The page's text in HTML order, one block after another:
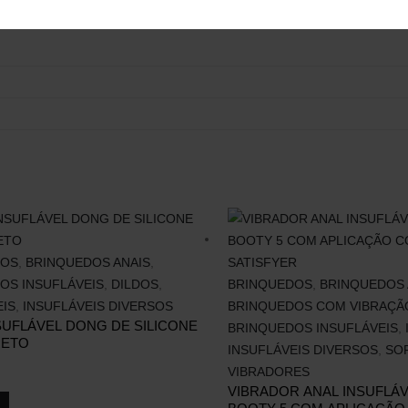
BRINQUEDOS ANAIS
INSUFLÁVEIS DILDOS
INSUFLÁVEIS DIVERSOS
DONG DE SILICONE
BRINQUEDOS BRINQUEDOS
BRINQUEDOS COM
BRINQUEDOS INSUFLÁVEIS
INSUFLÁVEIS DIVERSOS
VIBRADORES
VIBRADOR ANAL